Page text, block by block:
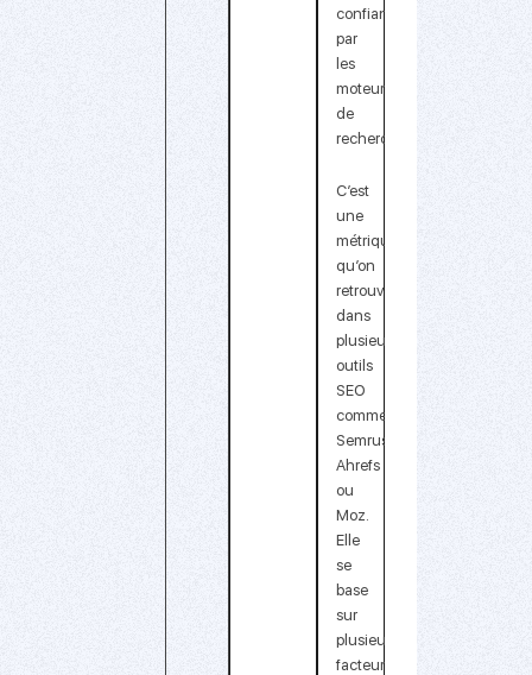
confiance
par
les
moteurs
de
recherche.
C’est
une
métrique
qu’on
retrouve
dans
plusieurs
outils
SEO
comme
Semrush,
Ahrefs
ou
Moz.
Elle
se
base
sur
plusieurs
facteurs